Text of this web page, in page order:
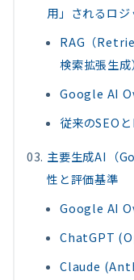
用」されるロジ
RAG（
検索拡張生成
Google AI
従来のSEO
主要生成AI（
性と評価基準
Google AI
ChatGPT
Claude